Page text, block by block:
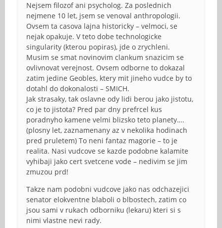
Nejsem filozof ani psycholog. Za poslednich
nejmene 10 let, jsem se venoval anthropologii.
Ovsem ta casova lajna historicky – velmoci, se
nejak opakuje. V teto dobe technologicke
singularity (kterou popiras), jde o zrychleni.
Musim se smat novinovim clankum snazicim se
ovlivnovat verejnost. Ovsem odborne to dokazal
zatim jedine Geobles, ktery mit jineho vudce by to
dotahl do dokonalosti – SMICH.
Jak strasaky, tak oslavne ody lidi berou jako jistotu,
co je to jistota? Pred par dny prefrcel kus
poradnyho kamene velmi blizsko teto planety….
(plosny let, zaznamenany az v nekolika hodinach
pred pruletem) To neni fantaz magorie – to je
realita. Nasi vudcove se kazde podobne kalamite
vyhibaji jako cert svetcene vode – nedivim se jim
zmuzou prd!
Takze nam podobni vudcove jako nas odchazejici
senator elokventne blaboli o blbostech, zatim co
jsou sami v rukach odborniku (lekaru) kteri si s
nimi vlastne nevi rady.